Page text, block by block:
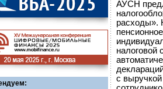
АУСН
расходы».
налоговой
с